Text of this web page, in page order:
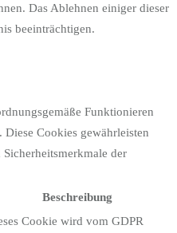
Das Ablehnen einiger dieser
beeinträchtigen.
Funktionieren
Cookies gewährleisten
der
Beschreibung
Cookie wird vom GDPR